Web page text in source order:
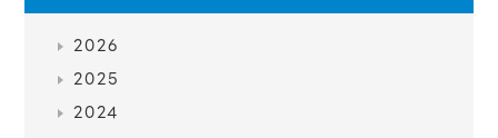
2026
2025
2024